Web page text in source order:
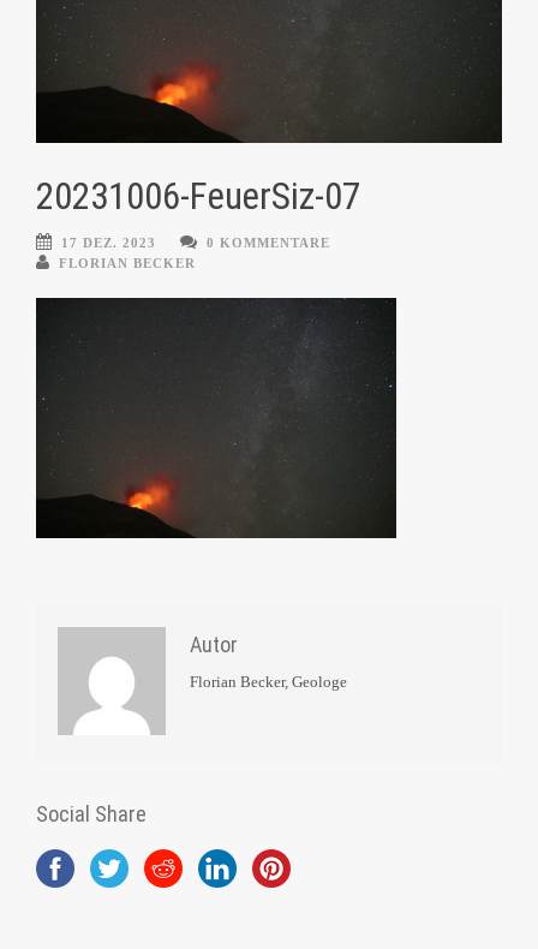
20231006-FeuerSiz-07
17 DEZ. 2023
0 KOMMENTARE
FLORIAN BECKER
Autor
Florian Becker, Geologe
Social Share